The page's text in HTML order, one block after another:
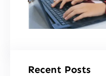
Recent Posts